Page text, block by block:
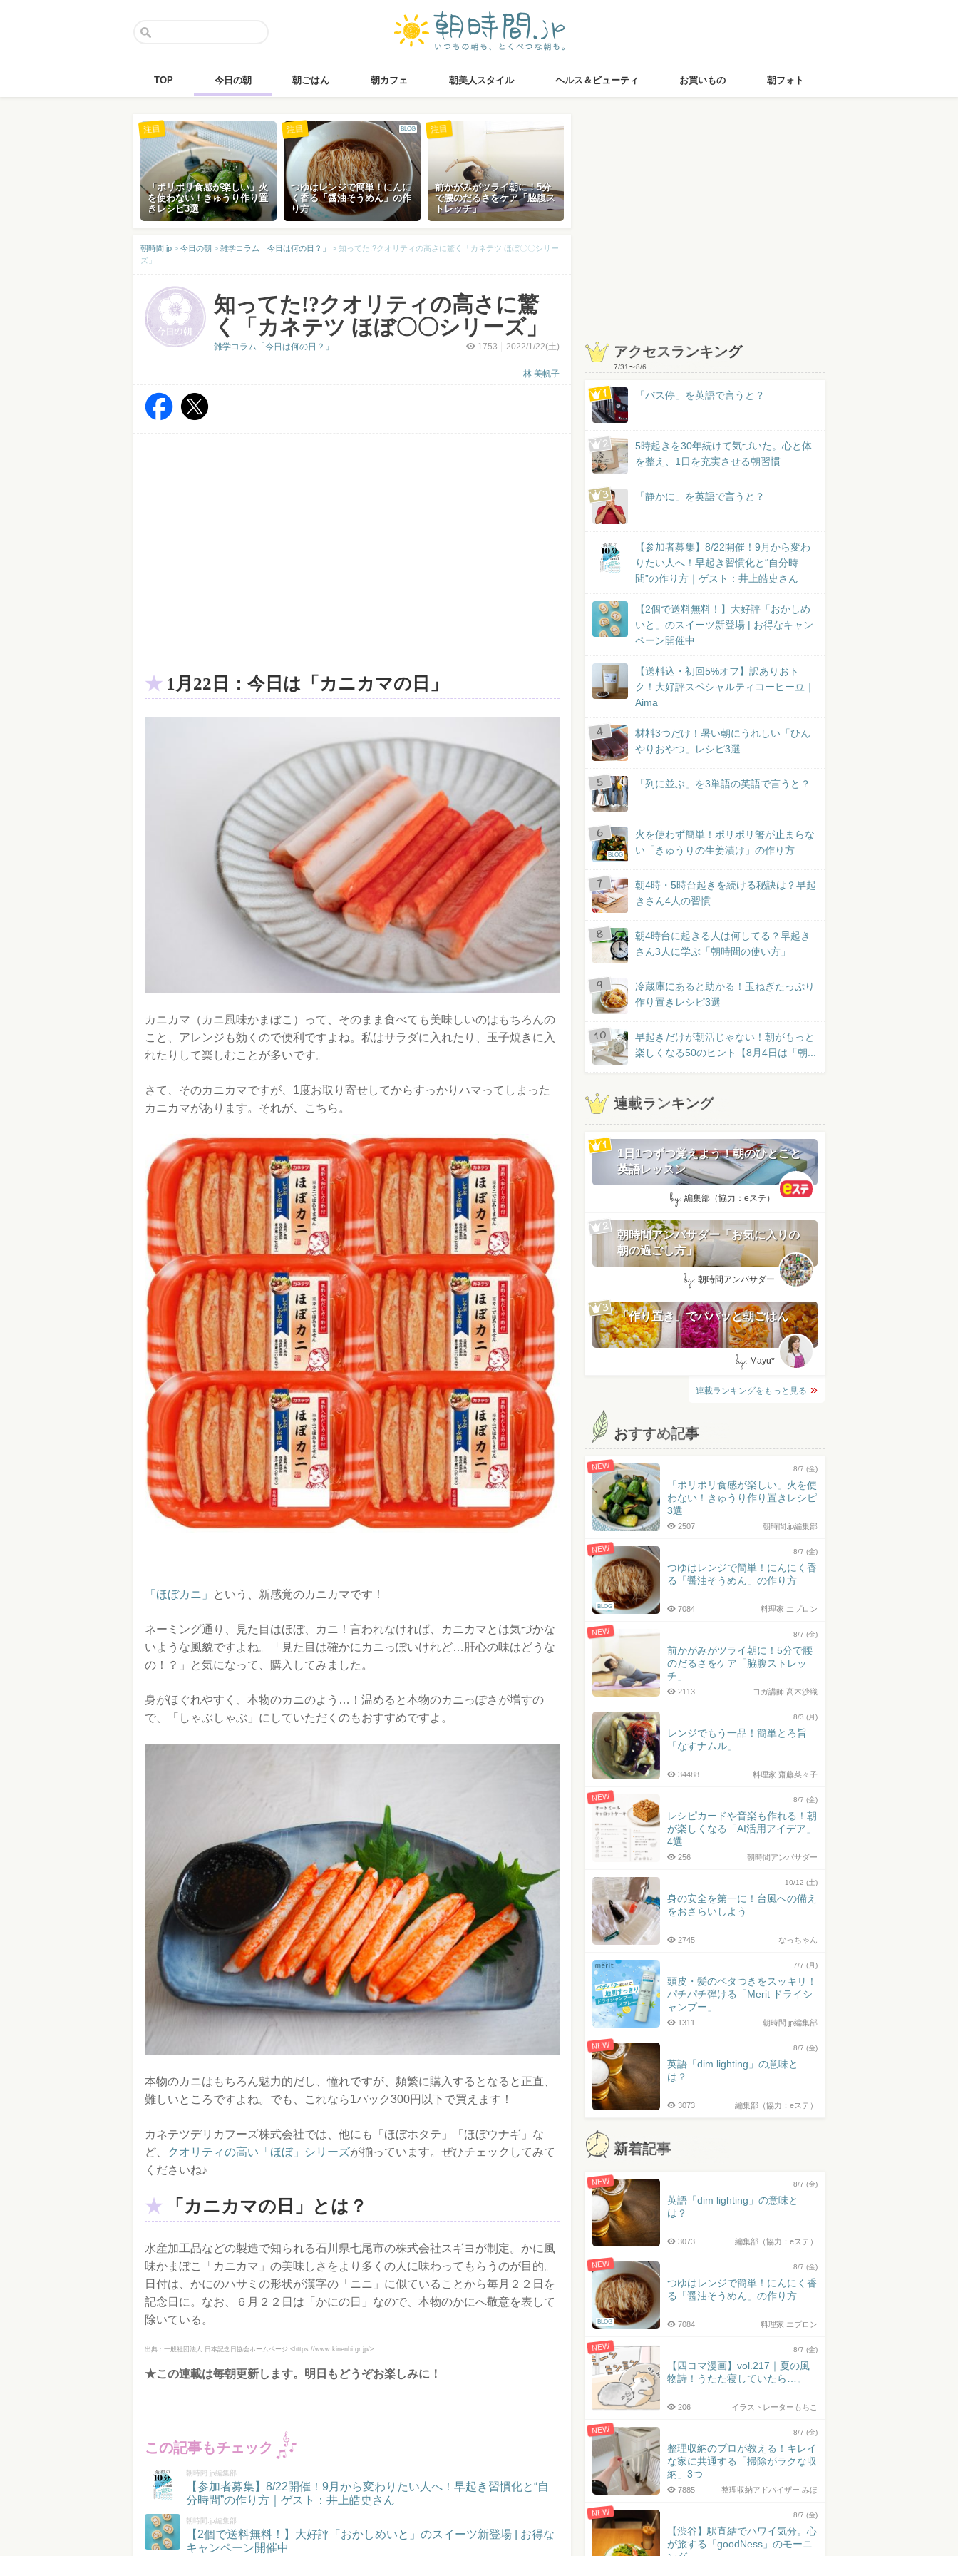
TOP 今日の朝 朝ごはん 朝カフェ 朝美人スタイル ヘルス＆ビューティ お買いもの 朝フォト
「ポリポリ食感が楽しい」火
を使わない！きゅうり作り置
きレシピ3選
注目 BLOG
つゆはレンジで簡単！にんに
く香る「醤油そうめん」の作
り方
注目
前かがみがツライ朝に！5分
で腰のだるさをケア「脇腹ス
トレッチ」
注目
朝時間.jp > 今日の朝 > 雑学コラム「今日は何の日？」 > 知ってた!?クオリティの高さに驚く「カネテツ ほぼ〇〇シリー
ズ」
知ってた!?クオリティの高さに驚
く「カネテツ ほぼ〇〇シリーズ」
1753 2022/1/22(土)
林 美帆子
雑学コラム「今日は何の日？」
1月22日：今日は「カニカマの日」
カニカマ（カニ風味かまぼこ）って、そのまま食べても美味しいのはもちろんの
こと、アレンジも効くので便利ですよね。私はサラダに入れたり、玉子焼きに入
れたりして楽しむことが多いです。
さて、そのカニカマですが、1度お取り寄せしてからすっかりハマってしまった
カニカマがあります。それが、こちら。
「ほぼカニ」 という、新感覚のカニカマです！
ネーミング通り、見た目はほぼ、カニ！言われなければ、カニカマとは気づかな
いような風貌ですよね。「見た目は確かにカニっぽいけれど…肝心の味はどうな
の！？」と気になって、購入してみました。
身がほぐれやすく、本物のカニのよう…！温めると本物のカニっぽさが増すの
で、「しゃぶしゃぶ」にしていただくのもおすすめですよ。
本物のカニはもちろん魅力的だし、憧れですが、頻繁に購入するとなると正直、
難しいところですよね。でも、これなら1パック300円以下で買えます！
カネテツデリカフーズ株式会社では、他にも「ほぼホタテ」「ほぼウナギ」な
ど、
クオリティの高い「ほぼ」シリーズが揃っています。ぜひチェックしてみて
くださいね♪
「カニカマの日」とは？
水産加工品などの製造で知られる石川県七尾市の株式会社スギヨが制定。かに風
味かまぼこ「カニカマ」の美味しさをより多くの人に味わってもらうのが目的。
日付は、かにのハサミの形状が漢字の「ニニ」に似ていることから毎月２２日を
記念日に。なお、６月２２日は「かにの日」なので、本物のかにへ敬意を表して
除いている。
出典： 一般社団法人 日本記念日協会ホームページ <https://www.kinenbi.gr.jp/>
★この連載は毎朝更新します。明日もどうぞお楽しみに！
この記事もチェック
朝時間.jp編集部
【参加者募集】8/22開催！9月から変わりたい人へ！早起き習慣化と“自
分時間”の作り方｜ゲスト：井上皓史さん
朝時間.jp編集部
【2個で送料無料！】大好評「おかしめいと」のスイーツ新登場 | お得な
キャンペーン開催中
アクセスランキング
7/31〜8/6
「バス停」を英語で言うと？
5時起きを30年続けて気づいた。心と体
を整え、1日を充実させる朝習慣
「静かに」を英語で言うと？
【参加者募集】8/22開催！9月から変わ
りたい人へ！早起き習慣化と“自分時
間”の作り方｜ゲスト：井上皓史さん
【2個で送料無料！】大好評「おかしめ
いと」のスイーツ新登場 | お得なキャン
ペーン開催中
【送料込・初回5%オフ】訳ありおト
ク！大好評スペシャルティコーヒー豆｜
Aima
材料3つだけ！暑い朝にうれしい「ひん
やりおやつ」レシピ3選
「列に並ぶ」を3単語の英語で言うと？
BLOG
火を使わず簡単！ポリポリ箸が止まらな
い「きゅうりの生姜漬け」の作り方
朝4時・5時台起きを続ける秘訣は？早起
きさん4人の習慣
朝4時台に起きる人は何してる？早起き
さん3人に学ぶ「朝時間の使い方」
冷蔵庫にあると助かる！玉ねぎたっぷり
作り置きレシピ3選
早起きだけが朝活じゃない！朝がもっと
楽しくなる50のヒント【8月4日は「朝...
連載ランキング
1日1つずつ覚えよう！朝のひとこと
英語レッスン
by: 編集部（協力：eステ）
朝時間アンバサダー「お気に入りの
朝の過ごし方」
by: 朝時間アンバサダー
「作り置き」でパパッと朝ごはん
by: Mayu*
連載ランキングをもっと見る
おすすめ記事
NEW 8/7 (金)
「ポリポリ食感が楽しい」火を使
わない！きゅうり作り置きレシピ
3選
朝時間.jp編集部
2507
NEW
BLOG
8/7 (金)
つゆはレンジで簡単！にんにく香
る「醤油そうめん」の作り方
料理家 エプロン
7084
NEW 8/7 (金)
前かがみがツライ朝に！5分で腰
のだるさをケア「脇腹ストレッ
チ」
ヨガ講師 高木沙織
2113
8/3 (月)
レンジでもう一品！簡単とろ旨
「なすナムル」
料理家 齋藤菜々子
34488
NEW 8/7 (金)
レシピカードや音楽も作れる！朝
が楽しくなる「AI活用アイデア」
4選
朝時間アンバサダー
256
10/12 (土)
身の安全を第一に！台風への備え
をおさらいしよう
なっちゃん
2745
7/7 (月)
頭皮・髪のベタつきをスッキリ！
パチパチ弾ける「Merit ドライシ
ャンプー」
朝時間.jp編集部
1311
NEW 8/7 (金)
英語「dim lighting」の意味と
は？
編集部（協力：eステ）
3073
新着記事
NEW 8/7 (金)
英語「dim lighting」の意味と
は？
編集部（協力：eステ）
3073
NEW
BLOG
8/7 (金)
つゆはレンジで簡単！にんにく香
る「醤油そうめん」の作り方
料理家 エプロン
7084
NEW 8/7 (金)
【四コマ漫画】vol.217｜夏の風
物詩！うたた寝していたら…。
イラストレーターもちこ
206
NEW 8/7 (金)
整理収納のプロが教える！キレイ
な家に共通する「掃除がラクな収
納」3つ
整理収納アドバイザー みほ
7885
NEW 8/7 (金)
【渋谷】駅直結でハワイ気分。心
が旅する「goodNess」のモーニ